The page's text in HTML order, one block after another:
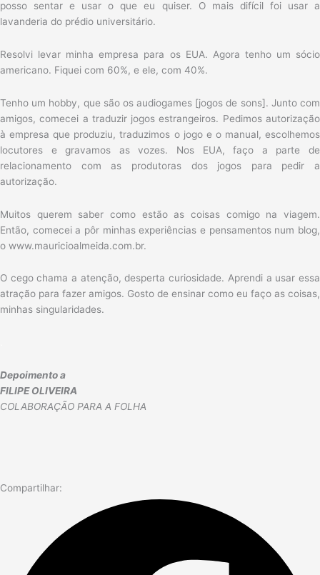
posso sentar e usar o que eu quiser. O mais difícil foi usar a
lavanderia do prédio universitário.
Resolvi levar minha empresa para os EUA. Agora tenho um sócio
americano. Fiquei com 60%, e ele, com 40%.
Tenho um hobby, que são os audiogames [jogos de sons]. Junto com
amigos, comecei a traduzir jogos estrangeiros. Pedimos autorização
à empresa que produziu, traduzimos o jogo e o manual, escolhemos
locutores e gravamos as vozes. Nos EUA, faço a parte de
relacionamento com as produtoras dos jogos para pedir a
autorização.
Muitos querem saber como estão as coisas comigo na viagem.
Então, comecei a pôr minhas experiências e pensamentos num blog,
o www.mauricioalmeida.com.br.
O cego chama a atenção, desperta curiosidade. Aprendi a usar essa
atração para fazer amigos. Gosto de ensinar como eu faço as coisas,
minhas singularidades.
Depoimento a
FILIPE OLIVEIRA
COLABORAÇÃO PARA A FOLHA
Compartilhar: